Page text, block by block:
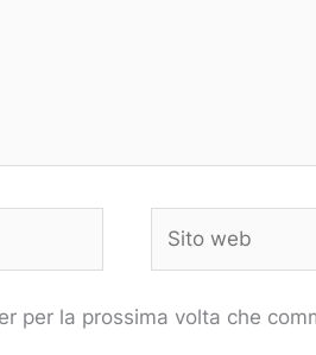
web
per la prossima volta che